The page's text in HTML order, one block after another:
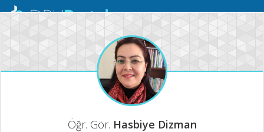
Mobil
Öğr. Gör. Hasbiye Dizman